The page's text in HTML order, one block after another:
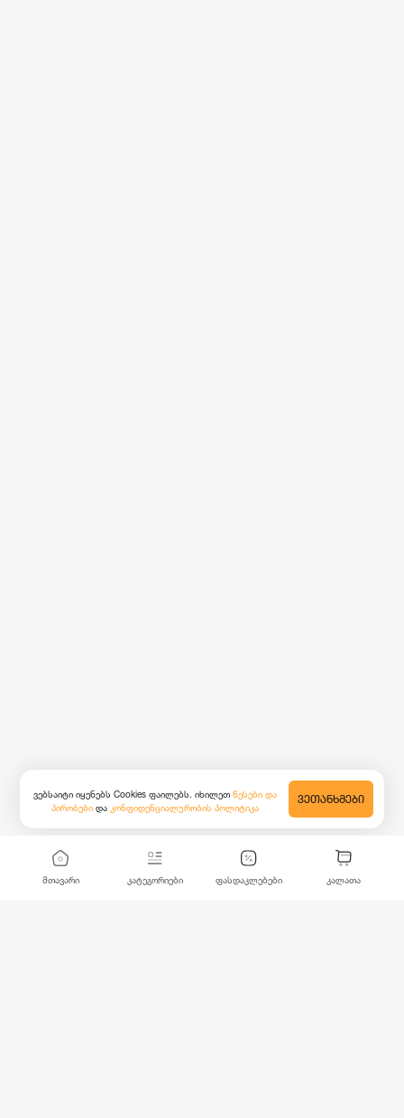
მთავარი კატეგორიები ფასდაკლებები კალათა
ვებსაიტი იყენებს Cookies ფაილებს. იხილეთ წესები და
პირობები და კონფიდენციალურობის პოლიტიკა
ᲕᲔᲗᲐᲜᲮᲛᲔᲑᲘ